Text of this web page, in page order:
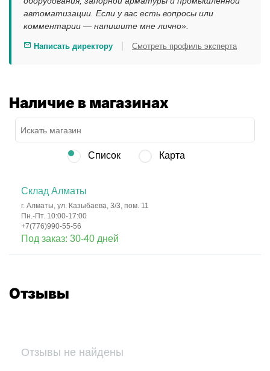
автоматизации. Если у вас есть вопросы или
комментарии — напишите мне лично».
Написать директору Смотреть профиль эксперта
Наличие в магазинах
Список Карта
Склад Алматы
г. Алматы, ул. Казыбаева, 3/3, пом. 11
Пн.-Пт. 10:00-17:00
+7(776)990-55-56
Под заказ: 30-40 дней
Отзывы
Отзывы не найдены